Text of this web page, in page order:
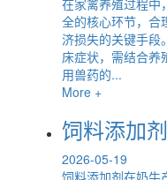
在家禽养殖过程中
全的核心环节，合
济损失的关键手段
床症状，需结合养
用兽药的...
More +
饲料添加
2026-05-19